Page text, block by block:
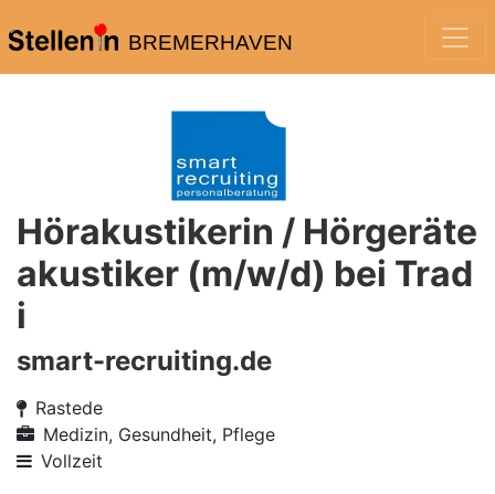
BREMERHAVEN
Hörakustikerin / Hörgeräte
akustiker (m/w/d) bei Trad
i
smart-recruiting.de
Rastede
Medizin, Gesundheit, Pflege
Vollzeit